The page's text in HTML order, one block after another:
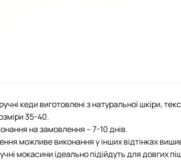
кеди виготовлені з натуральної шкіри,
35-40.
на замовлення – 7-10 днів.
можливе виконання у інших відтінках
мокасини ідеально підійдуть для довгих